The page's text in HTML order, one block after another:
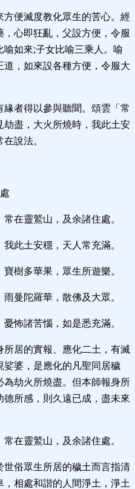
便滅度教化眾生的苦心。經
心即狂亂，父設方便，令服
如來;子女比喻三乘人。喻
，如來設各種方便，令服大
緣者得以參與聽聞。頌雲「常
盡，大火所燒時，我此土安
說法。
在靈鷲山，及余諸住處。
此土安穩，天人常充滿。
樹多華果，眾生所遊樂。
曼陀羅華，散佛及大眾。
怖諸苦惱，如是悉充滿。
所居的實報、應化二土，有滅
婆，是應化的凡聖同居穢
劫火所燒盡。但本師報身所
所感，則久遠已成，盡未來
在靈鷲山，及余諸住處。
俗眾生所居的穢土而言指清
相處和諧的人間淨土，淨土